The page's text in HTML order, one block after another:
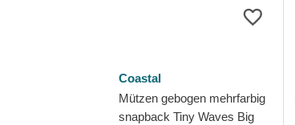
Coastal
Mützen gebogen mehrfarbig
snapback Tiny Waves Big